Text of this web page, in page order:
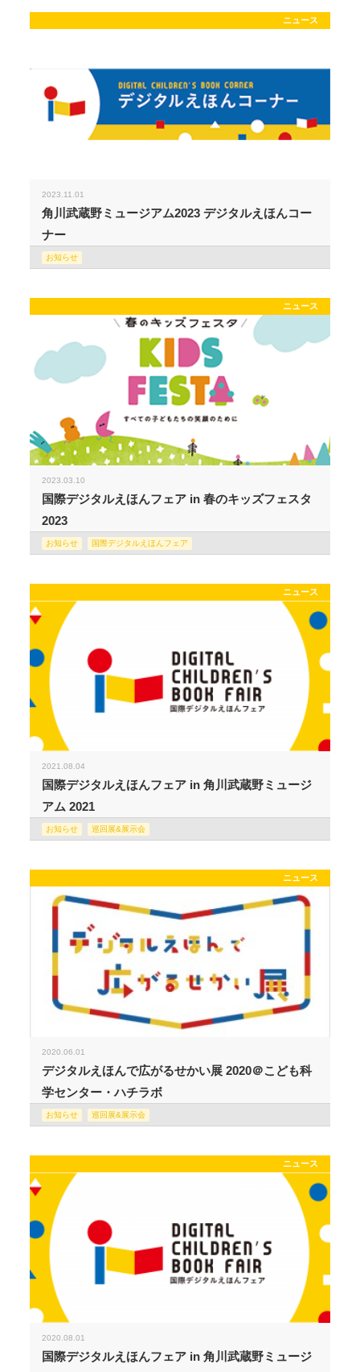
ニュース
2023.11.01
角川武蔵野ミュージアム2023 デジタルえほんコー
ナー
お知らせ
ニュース
2023.03.10
国際デジタルえほんフェア in 春のキッズフェスタ
2023
お知らせ 国際デジタルえほんフェア
ニュース
2021.08.04
国際デジタルえほんフェア in 角川武蔵野ミュージ
アム 2021
お知らせ 巡回展&展示会
ニュース
2020.06.01
デジタルえほんで広がるせかい展 2020＠こども科
学センター・ハチラボ
お知らせ 巡回展&展示会
ニュース
2020.08.01
国際デジタルえほんフェア in 角川武蔵野ミュージ